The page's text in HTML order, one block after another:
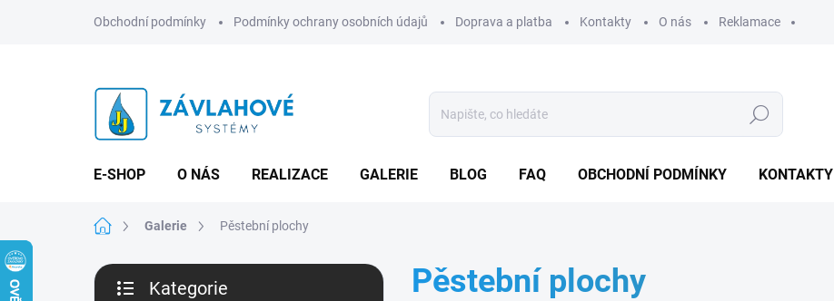
Obchodní podmínky Podmínky ochrany osobních údajů Doprava a platba Kontakty O nás Reklamace
Hledat
E-SHOP O NÁS REALIZACE GALERIE BLOG FAQ OBCHODNÍ PODMÍNKY KONTAKTY
Domů Galerie Pěstební plochy
P
Kategorie Pěstební plochy